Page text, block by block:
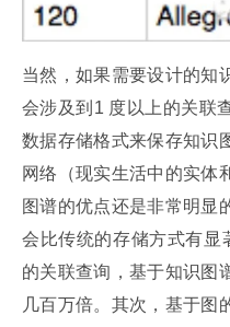
当然，如果需要设计的知
会涉及到1 度以上的关联
数据存储格式来保存知识
网络（现实生活中的实体
图谱的优点还是非常明显
会比传统的存储方式有显
的关联查询，基于知识图
几百万倍。其次，基于图